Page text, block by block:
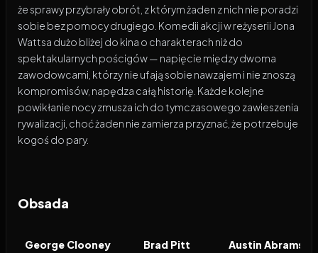
że sprawy przybrały obrót, z którym żaden z nich nie poradzi
sobie bez pomocy drugiego. Komedii akcji w reżyserii Jona
Wattsa dużo bliżej do kina o charakterach niż do
spektakularnych pościgów — napięcie między dwoma
zawodowcami, którzy nie ufają sobie nawzajem i nie znoszą
kompromisów, napędza całą historię. Każde kolejne
powikłanie nocy zmusza ich do tymczasowego zawieszenia
rywalizacji, choć żaden nie zamierza przyznać, że potrzebuje
kogoś do pary.
Obsada
George Clooney Brad Pitt Austin Abrams